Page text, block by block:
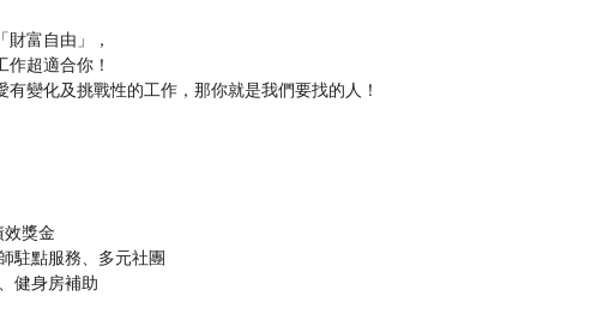
富自由」，
超適合你！
變化及挑戰性的工作，那你就是我們要找的人！
獎金
駐點服務、多元社團
健身房補助